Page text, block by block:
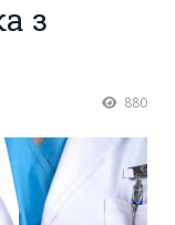
з
880